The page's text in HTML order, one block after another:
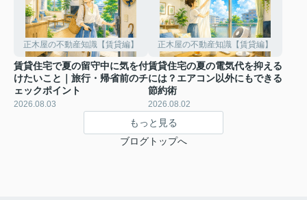
正木屋の不動産知識【賃貸編】
賃貸住宅で夏の留守中に気を付
けたいこと｜旅行・帰省前のチ
ェックポイント
2026.08.03
正木屋の不動産知識【賃貸編】
賃貸住宅の夏の電気代を抑える
には？エアコン以外にもできる
節約術
2026.08.02
もっと見る
ブログトップへ